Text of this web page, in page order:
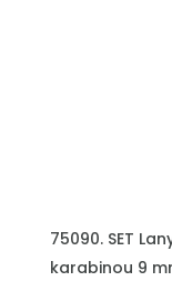
75090. SET
karabinou 9